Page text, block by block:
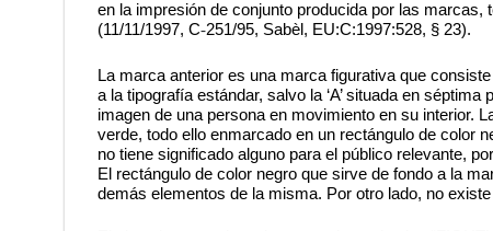
en la impresión de conjunto producida por las
(11/11/1997, C‑251/95, Sabèl, EU:C:1997:528, § 23).
La marca anterior es una marca figurativa que
a la tipografía estándar, salvo la ‘A’ situada en
imagen de una persona en movimiento en su interior.
verde, todo ello enmarcado en un rectángulo de color
no tiene significado alguno para el público relevante,
El rectángulo de color negro que sirve de fondo a la
demás elementos de la misma. Por otro lado, no